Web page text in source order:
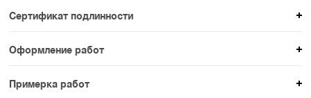
Сертификат подлинности
К каждому авторскому произведению мы
прикладываем сертификат подлинности. Для товаров
раздела SAMPLE СЕРИЯ сертификаты не
Оформление работ
При покупке произведения вы можете выбрать и
Примерка работ